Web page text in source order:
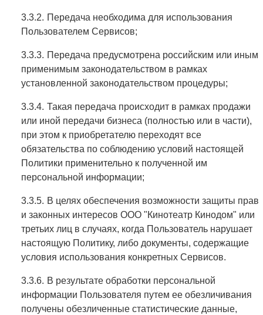
Передача необходима для использования
Пользователем Сервисов;
Передача предусмотрена российским или иным
применимым законодательством в рамках
установленной законодательством процедуры;
Такая передача происходит в рамках продажи
или иной передачи бизнеса (полностью или в части),
при этом к приобретателю переходят все
обязательства по соблюдению условий настоящей
Политики применительно к полученной им
персональной информации;
В целях обеспечения возможности защиты прав
и законных интересов ООО "Кинотеатр Кинодом" или
третьих лиц в случаях, когда Пользователь нарушает
настоящую Политику, либо документы, содержащие
условия использования конкретных Сервисов.
В результате обработки персональной
информации Пользователя путем ее обезличивания
получены обезличенные статистические данные,